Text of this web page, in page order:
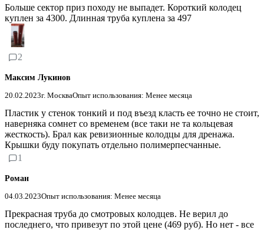
Больше сектор приз походу не выпадет. Короткий колодец
куплен за 4300. Длинная труба куплена за 497
2
Максим Лукинов
20.02.2023г. МоскваОпыт использования: Менее месяца
Пластик у стенок тонкий и под въезд класть ее точно не стоит,
наверняка сомнет со временем (все таки не та кольцевая
жесткость). Брал как ревизионные колодцы для дренажа.
Крышки буду покупать отдельно полимерпесчанные.
1
Роман
04.03.2023Опыт использования: Менее месяца
Прекрасная труба до смотровых колодцев. Не верил до
последнего, что привезут по этой цене (469 руб). Но нет - все